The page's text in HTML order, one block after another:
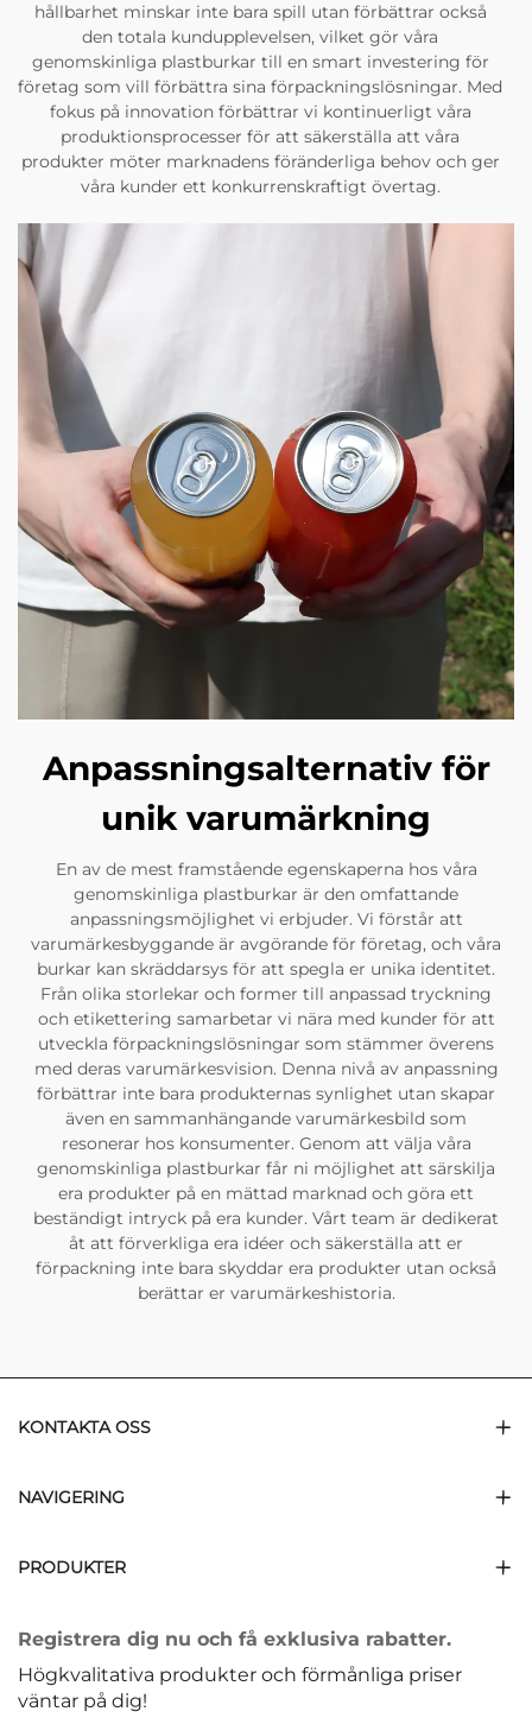
hållbarhet minskar inte bara spill utan förbättrar också
den totala kundupplevelsen, vilket gör våra
genomskinliga plastburkar till en smart investering för
företag som vill förbättra sina förpackningslösningar. Med
fokus på innovation förbättrar vi kontinuerligt våra
produktionsprocesser för att säkerställa att våra
produkter möter marknadens föränderliga behov och ger
våra kunder ett konkurrenskraftigt övertag.
Anpassningsalternativ för
unik varumärkning
En av de mest framstående egenskaperna hos våra
genomskinliga plastburkar är den omfattande
anpassningsmöjlighet vi erbjuder. Vi förstår att
varumärkesbyggande är avgörande för företag, och våra
burkar kan skräddarsys för att spegla er unika identitet.
Från olika storlekar och former till anpassad tryckning
och etikettering samarbetar vi nära med kunder för att
utveckla förpackningslösningar som stämmer överens
med deras varumärkesvision. Denna nivå av anpassning
förbättrar inte bara produkternas synlighet utan skapar
även en sammanhängande varumärkesbild som
resonerar hos konsumenter. Genom att välja våra
genomskinliga plastburkar får ni möjlighet att särskilja
era produkter på en mättad marknad och göra ett
beständigt intryck på era kunder. Vårt team är dedikerat
åt att förverkliga era idéer och säkerställa att er
förpackning inte bara skyddar era produkter utan också
berättar er varumärkeshistoria.
KONTAKTA OSS
NAVIGERING
PRODUKTER
Registrera dig nu och få exklusiva rabatter.
Högkvalitativa produkter och förmånliga priser
väntar på dig!